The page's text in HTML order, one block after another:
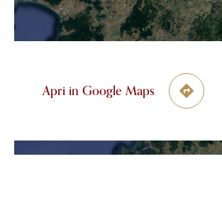
Apri in Google Maps